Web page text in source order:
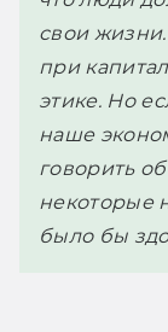
свои
при
этике. Но
наше
говорить
некоторые
было бы